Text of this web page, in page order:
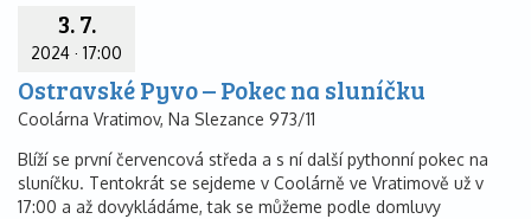
3. 7.
2024 ·17:00
Ostravské Pyvo – Pokec na sluníčku
Coolárna Vratimov, Na Slezance 973/11
Blíží se první červencová středa a s ní další pythonní pokec na
sluníčku. Tentokrát se sejdeme v Coolárně ve Vratimově už v
17:00 a až dovykládáme, tak se můžeme podle domluvy